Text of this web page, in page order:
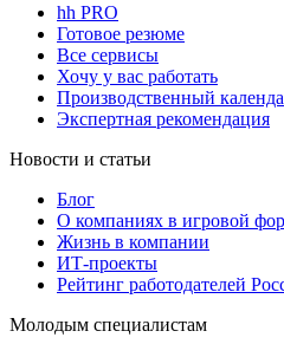
hh PRO
Готовое резюме
Все сервисы
Хочу у вас работать
Производственный
Экспертная рекомендация
Новости и статьи
Блог
О компаниях в игровой
Жизнь в компании
ИТ-проекты
Рейтинг работодателей
Молодым специалистам